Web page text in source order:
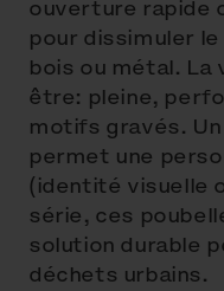
ouverture rapide
pour dissimuler
bois ou métal. La
être: pleine,
motifs gravés.
permet une
(identité visuelle
série, ces
solution durable
déchets urbains.